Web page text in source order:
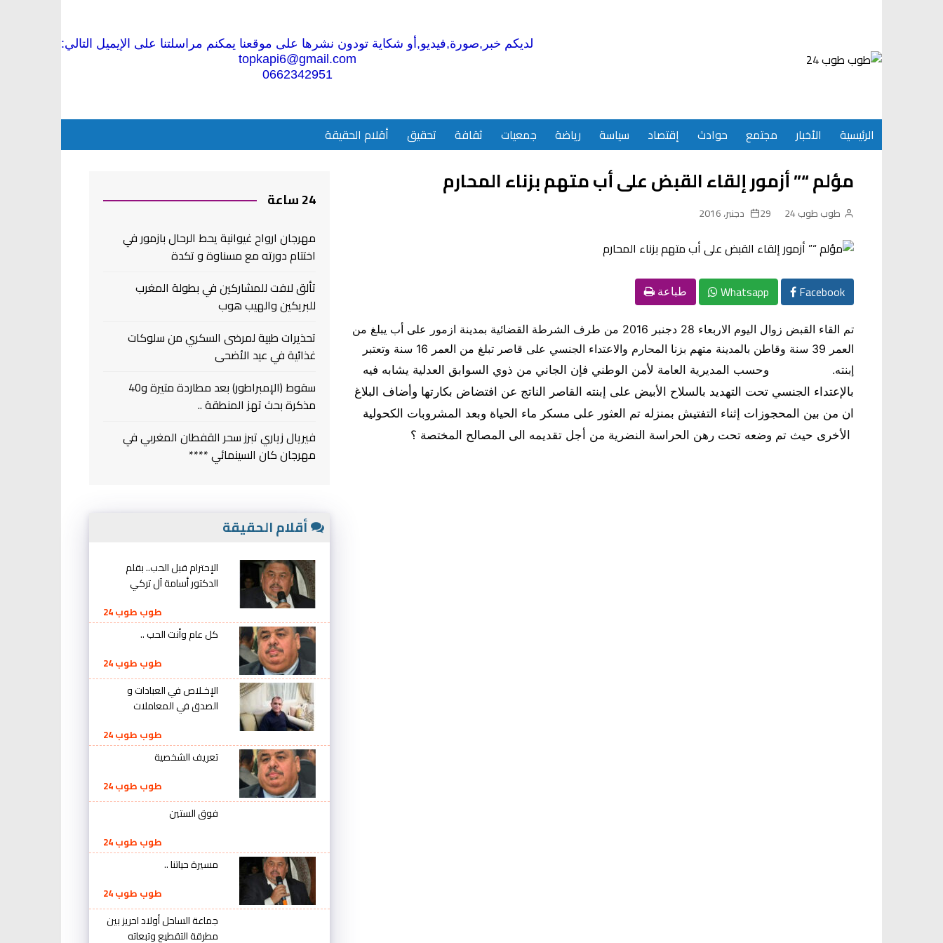
لديكم خبر,صورة,فيديو,أو شكاية تودون نشرها على موقعنا يمكنم مراسلتنا على الإيميل التالي:
topkapi6@gmail.com
0662342951
الرئيسية الأخبار مجتمع حوادث إقتصاد سياسة رياضة جمعيات ثقافة تحقيق أقلام الحقيقة
مؤلم “” أزمور إلقاء القبض على أب متهم بزناء المحارم
طوب طوب 24 29 دجنبر، 2016
Facebook
Whatsapp طباعة
تم القاء القبض زوال اليوم الاربعاء 28 دجنبر 2016 من طرف الشرطة القضائية بمدينة ازمور على أب يبلغ من
العمر 39 سنة وقاطن بالمدينة متهم بزنا المحارم والاعتداء الجنسي على قاصر تبلغ من العمر 16 سنة وتعتبر
إبنته. وحسب المديرية العامة لأمن الوطني فإن الجاني من ذوي السوابق العدلية يشابه فيه
بالإعتداء الجنسي تحت التهديد بالسلاح الأبيض على إبنته القاصر الناتج عن افتضاض بكارتها وأضاف البلاغ
ان من بين المحجوزات إثناء التفتيش بمنزله تم العثور على مسكر ماء الحياة وبعد المشروبات الكحولية
الأخرى حيث تم وضعه تحت رهن الحراسة النضرية من أجل تقديمه الى المصالح المختصة ؟
24 ساعة
مهرجان ارواح غيوانية يحط الرحال بازمور في
اختتام دورته مع مسناوة و تكدة
تألق لافت للمشاركين في بطولة المغرب
للبريكين والهيب هوب
تحذيرات طبية لمرضى السكري من سلوكات
غذائية في عيد الأضحى
سقوط (الإمبراطور) بعد مطاردة متيرة و40
مذكرة بحث تهز المنطقة ..
فيريال زياري تبرز سحر القفطان المغربي في
مهرجان كان السينمائي ****
أقلام الحقيقة
الإحترام قبل الحب.. بقلم
الدكتور أسامة آل تركي
طوب طوب 24
كل عام وأنت الحب ..
طوب طوب 24
الإخـلاص في العبادات و
الصدق في المعاملات
طوب طوب 24
تعريف الشخصية
طوب طوب 24
فوق الستين
طوب طوب 24
مسيرة حياتنا ..
طوب طوب 24
جماعة الساحل أولاد احريز بين
مطرقة التقطيع وتبعاته